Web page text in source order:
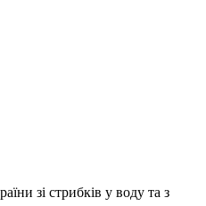
зі стрибків у воду та з